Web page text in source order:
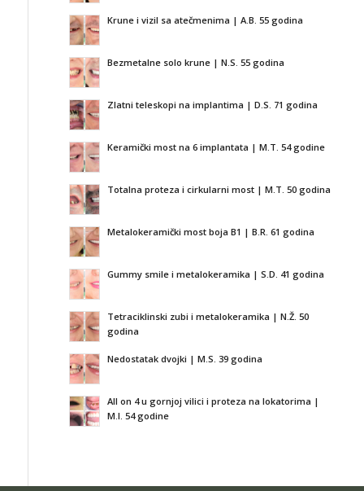
Krune i vizil sa atečmenima | A.B. 55 godina
Bezmetalne solo krune | N.S. 55 godina
Zlatni teleskopi na implantima | D.S. 71 godina
Keramički most na 6 implantata | M.T. 54 godine
Totalna proteza i cirkularni most | M.T. 50 godina
Metalokeramički most boja B1 | B.R. 61 godina
Gummy smile i metalokeramika | S.D. 41 godina
Tetraciklinski zubi i metalokeramika | N.Ž. 50
godina
Nedostatak dvojki | M.S. 39 godina
All on 4 u gornjoj vilici i proteza na lokatorima |
M.I. 54 godine